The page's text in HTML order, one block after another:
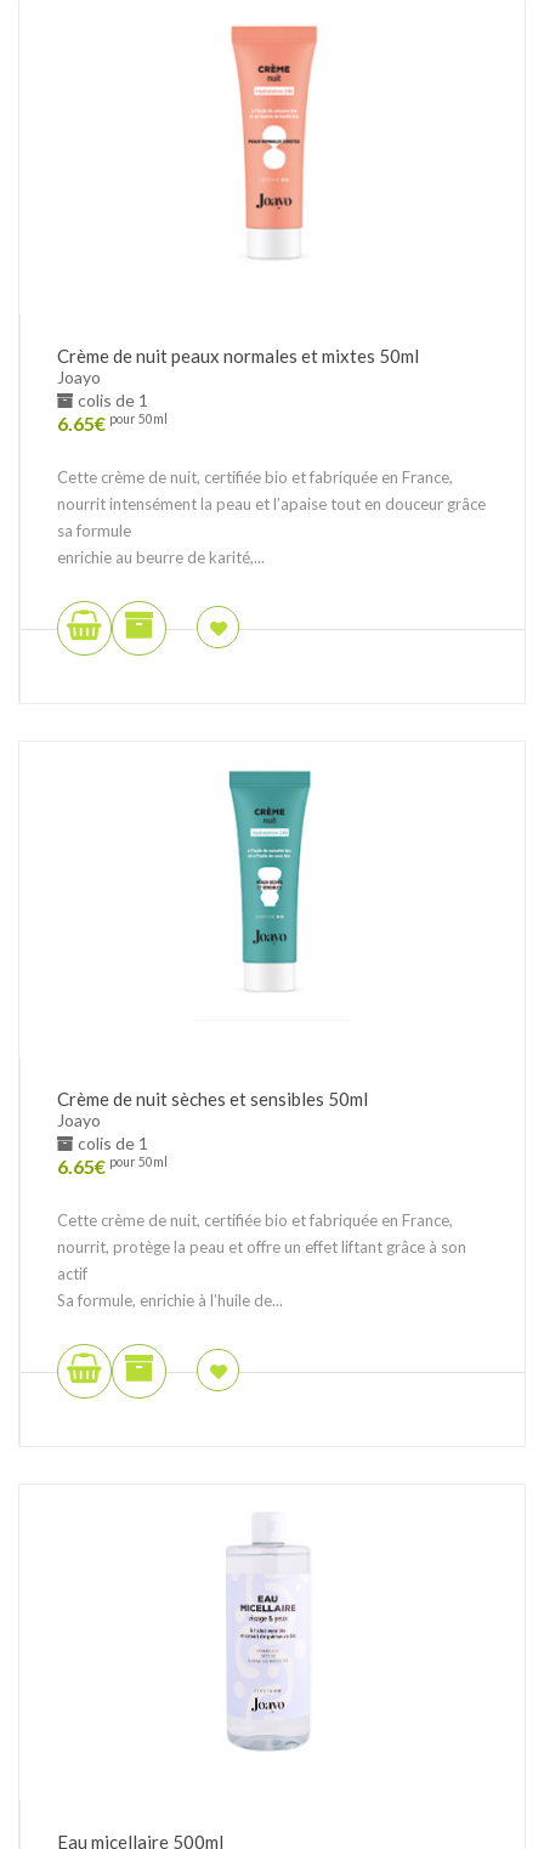
Crème de nuit peaux normales et mixtes 50ml
Joayo
colis de 1
6.65€ pour 50ml
Cette crème de nuit, certifiée bio et fabriquée en France,
nourrit intensément la peau et l’apaise tout en douceur grâce
sa formule
enrichie au beurre de karité,...
Crème de nuit sèches et sensibles 50ml
Joayo
colis de 1
6.65€ pour 50ml
Cette crème de nuit, certifiée bio et fabriquée en France,
nourrit, protège la peau et offre un effet liftant grâce à son
actif
Sa formule, enrichie à l’huile de...
Eau micellaire 500ml